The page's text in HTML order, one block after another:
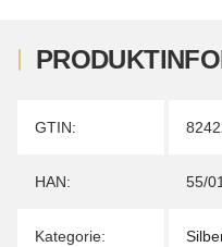
Produkteigenschaft
Wert
GTIN:
HAN: 55/
Kategorie: